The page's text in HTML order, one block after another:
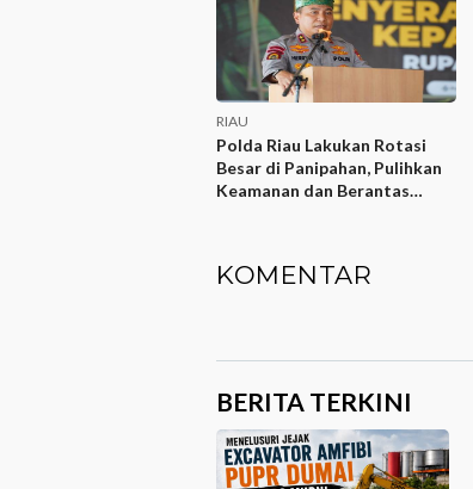
RIAU
Polda Riau Lakukan Rotasi
Besar di Panipahan, Pulihkan
Keamanan dan Berantas
KOMENTAR
BERITA TERKINI